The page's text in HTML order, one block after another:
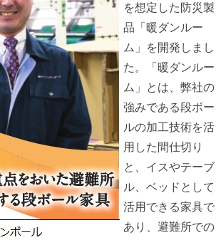
を想定した防災製
品「暖ダンルー
ム」を開発しまし
た。「暖ダンルー
ム」とは、弊社の
強みである段ボー
ルの加工技術を活
用した間仕切り
と、イスやテーブ
ル、ベッドとして
活用できる家具で
あり、避難所での